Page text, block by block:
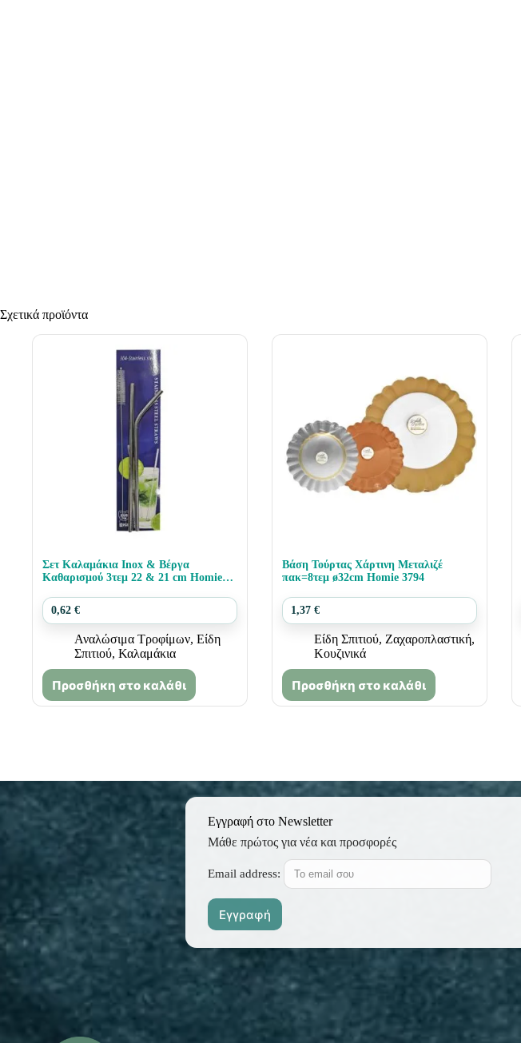
Σχετικά προϊόντα
Σετ Καλαμάκια Inox & Βέργα
Καθαρισμού 3τεμ 22 & 21 cm Homie
0,62 €
Αναλώσιμα Τροφίμων, Είδη
Σπιτιού, Καλαμάκια
Προσθήκη στο καλάθι
Βάση Τούρτας Χάρτινη Μεταλιζέ
πακ=8τεμ ø32cm Homie 3794
1,37 €
Είδη Σπιτιού, Ζαχαροπλαστική,
Κουζινικά
Προσθήκη στο καλάθι
Εγγραφή στο Newsletter
Μάθε πρώτος για νέα και προσφορές
Email address: